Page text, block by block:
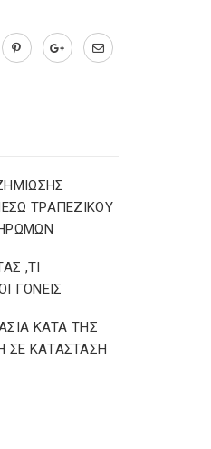
ΤΡΑΠΕΖΙΚΟΥ
,ΤΙ
ΓΟΝΕΙΣ
ΚΑΤΑ ΤΗΣ
ΣΕ ΚΑΤΑΣΤΑΣΗ